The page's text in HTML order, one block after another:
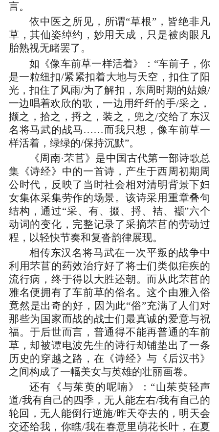
言。
依中医之所见，所谓“草根”，皆绝非凡
草，其仙姿绰约，妙用天成，只是被肉眼凡
胎熟视无睹罢了。
如《像车前草一样活着》：“车前子，你
是一粒纽扣/紧紧扣着大地与天空，扣住了阳
光，扣住了风雨/为了解扣，东周时期的姑娘/
一边唱着欢欣的歌，一边用纤纤的手/采之，
撷之，拾之，捋之，装之，兜之/交给了东汉
名将马武的战马……而我只想，像车前草一
样活着，绿绿的/保持沉默”。
《周南·芣苢》是中国古代第一部诗歌总
集《诗经》中的一首诗，产生于西周初期周
公时代，反映了当时社会相对清明背景下妇
女集体采集劳作的场景。该诗采用重章叠句
结构，通过“采、有、掇、捋、袺、襭”六个
动词的变化，完整记录了采摘芣苢的劳动过
程，以轻快节奏和复沓韵律展现。
相传东汉名将马武在一次平叛的战争中
利用芣苢的药效治疗好了将士们类似疟疾的
流行病，终于得以大胜还朝。而从此芣苢的
雅名便拥有了车前草的俗名。这个由雅入俗
竟然是出奇的好，因为此“俗”充满了人们对
那些为国家而战的战士们最真诚的爱意与祝
福。于后世而言，普通得不能再普通的车前
草，却被谭电波先生的诗行却铺垫出了一条
历史的穿越之路，在《诗经》与《后汉书》
之间构成了一幅美女与英雄的壮丽画卷。
还有《与茱萸的呢喃》：“山茱萸轻声
道/我有自己的四季，无人能左右/我有自己的
轮回，无人能倒行逆施/昨天夺去的，明天会
交还给我，你瞧/我在春意里萌花长叶，在夏